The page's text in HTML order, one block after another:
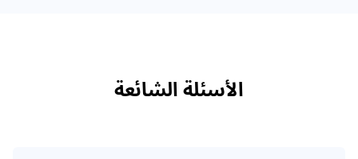
الأسئلة الشائعة